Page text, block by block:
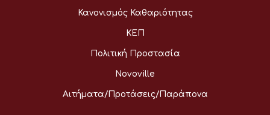
Κανονισμός Καθαριότητας
ΚΕΠ
Πολιτική Προστασία
Novoville
Αιτήματα/Προτάσεις/Παράπονα